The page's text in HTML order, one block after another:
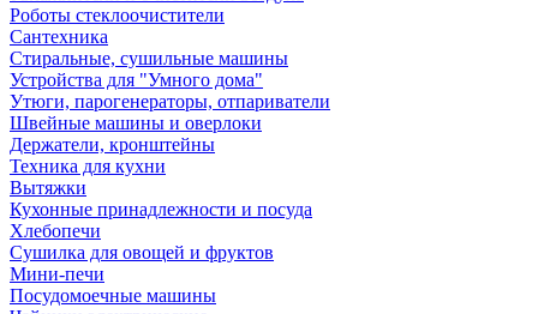
Роботы стеклоочистители
Сантехника
Стиральные, сушильные машины
Устройства для "Умного дома"
Утюги, парогенераторы, отпариватели
Швейные машины и оверлоки
Держатели, кронштейны
Техника для кухни
Вытяжки
Кухонные принадлежности и посуда
Хлебопечи
Сушилка для овощей и фруктов
Мини-печи
Посудомоечные машины